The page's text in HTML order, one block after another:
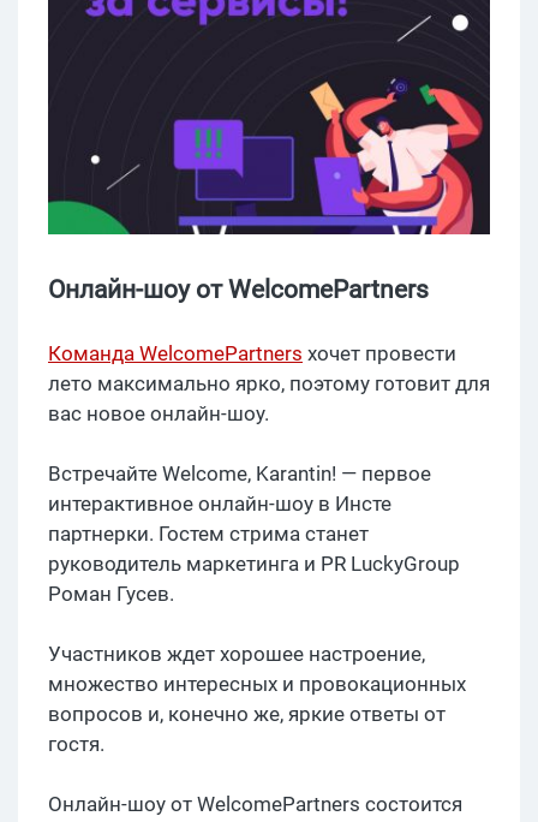
Онлайн-шоу от WelcomePartners
Команда WelcomePartners хочет провести
лето максимально ярко, поэтому готовит для
вас новое онлайн-шоу.
Встречайте Welcome, Karantin! — первое
интерактивное онлайн-шоу в Инсте
партнерки. Гостем стрима станет
руководитель маркетинга и PR LuckyGroup
Роман Гусев.
Участников ждет хорошее настроение,
множество интересных и провокационных
вопросов и, конечно же, яркие ответы от
гостя.
Онлайн-шоу от WelcomePartners состоится